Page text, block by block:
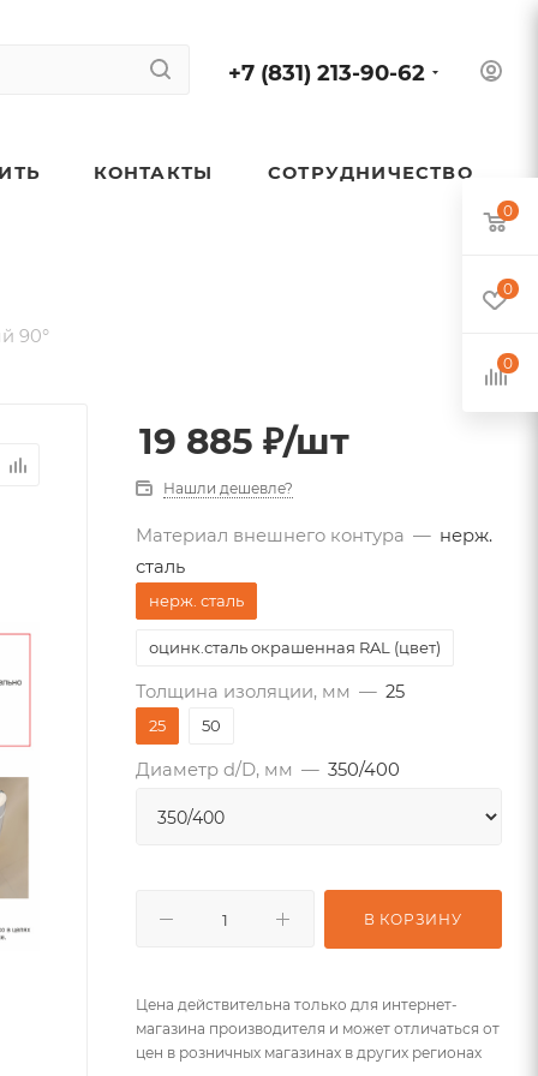
+7 (831) 213-90-62
КОНТАКТЫ СОТРУДНИЧЕСТВО
90°
19 885 ₽/шт
Нашли дешевле?
Материал внешнего контура — нерж.
сталь
нерж. сталь
оцинк.сталь окрашенная RAL (цвет)
Толщина изоляции, мм — 25
25 50
Диаметр d/D, мм — 350/400
В КОРЗИНУ
Цена действительна только для интернет-
магазина производителя и может отличаться от
цен в розничных магазинах в других регионах
0
0
0